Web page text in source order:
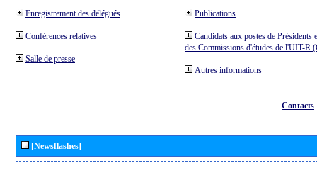
Enregistrement des délégués
Conférences relatives
Salle de presse
Publications
Candidats aux postes de Présidents
des Commissions d'études de l'UIT-R
Autres informations
Contacts
[Newsflashes]